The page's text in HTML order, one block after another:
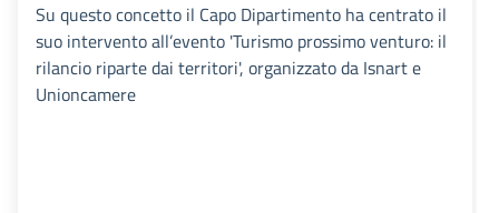
Su questo concetto il Capo Dipartimento ha centrato il
suo intervento all’evento 'Turismo prossimo venturo: il
rilancio riparte dai territori', organizzato da Isnart e
Unioncamere